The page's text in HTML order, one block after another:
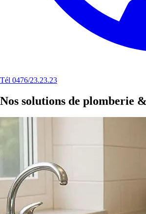
Tél 0476/23.23.23
Nos solutions de plomberie